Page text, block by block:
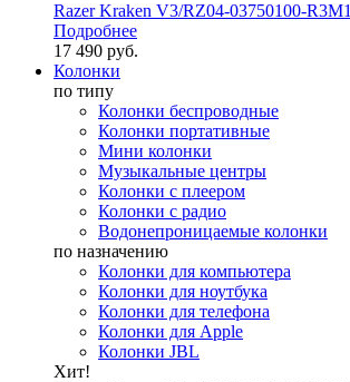
Razer Kraken V3/RZ04-03750100-R3M1
Подробнее
17 490 руб.
Колонки
по типу
Колонки беспроводные
Колонки портативные
Мини колонки
Музыкальные центры
Колонки с плеером
Колонки с радио
Водонепроницаемые колонки
по назначению
Колонки для компьютера
Колонки для ноутбука
Колонки для телефона
Колонки для Apple
Колонки JBL
Хит!